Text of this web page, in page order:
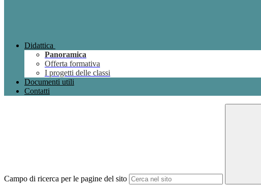
Didattica
Panoramica
Offerta formativa
I progetti delle classi
Documenti utili
Contatti
Campo di ricerca per le pagine del sito